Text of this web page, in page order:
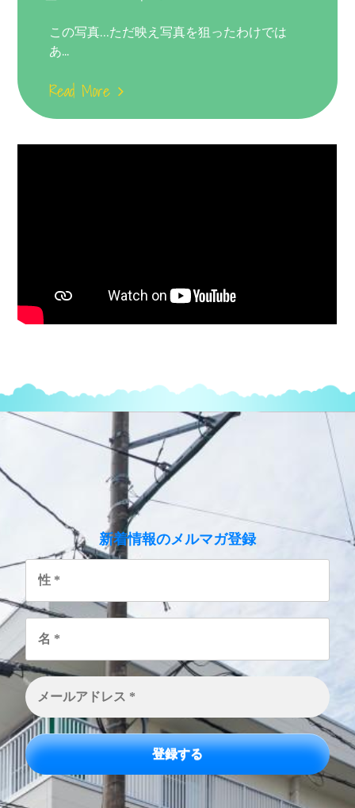
この写真…ただ映え写真を狙ったわけでは
あ...
Read More
新着情報のメルマガ登録
性
名
メ
ー
ル
ア
ド
レ
ス
*